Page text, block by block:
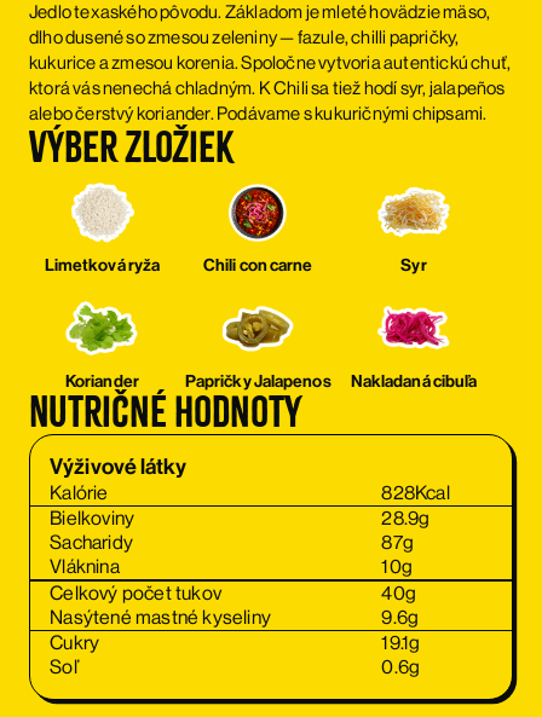
Jedlo texaského pôvodu. Základom je mleté hovädzie mäso,
dlho dusené so zmesou zeleniny — fazule, chilli papričky,
kukurice a zmesou korenia. Spoločne vytvoria autentickú chuť,
ktorá vás nenechá chladným. K Chili sa tiež hodí syr, jalapeños
alebo čerstvý koriander. Podávame s kukuričnými chipsami.
Výber zložiek
Limetková ryža Chili con carne Syr
Koriander Papričky Jalapenos Nakladaná cibuľa
Nutričné hodnoty
Výživové látky
Kalórie 828Kcal
Bielkoviny
28.9g
Sacharidy
87g
Vláknina
10g
Celkový počet tukov
40g
Nasýtené mastné kyseliny
9.6g
Cukry
19.1g
Soľ
0.6g